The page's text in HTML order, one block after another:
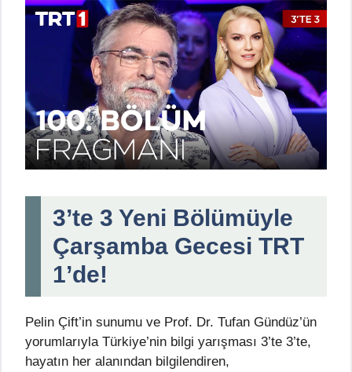
3’te 3 Yeni Bölümüyle
Çarşamba Gecesi TRT
1’de!
Pelin Çift’in sunumu ve Prof. Dr. Tufan Gündüz’ün
yorumlarıyla Türkiye’nin bilgi yarışması 3’te 3’te,
hayatın her alanından bilgilendiren,